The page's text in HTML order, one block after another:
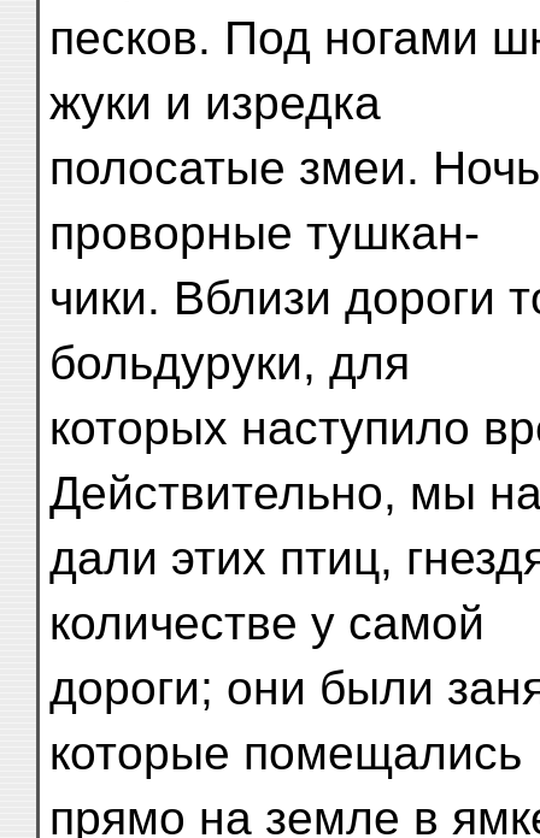
песков. Под ногами
жуки и изредка
полосатые змеи.
проворные тушкан-
чики. Вблизи дороги
больдуруки, для
которых наступило
Действительно, мы
дали этих птиц,
количестве у самой
дороги; они были
которые помещались
прямо на земле в